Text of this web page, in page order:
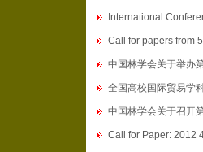
International
Call for papers from
中国林学会关于举办
全国高校国际贸易学
中国林学会关于召开
Call for Paper: 2012